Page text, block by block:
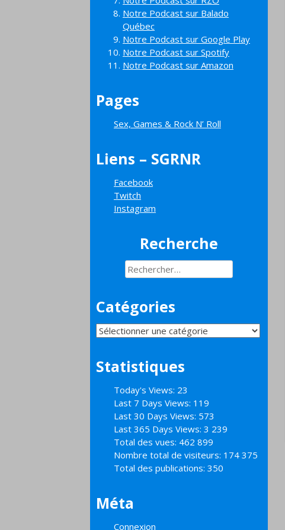
Notre Podcast sur Balado
Québec
Notre Podcast sur Google Play
Notre Podcast sur Spotify
Notre Podcast sur Amazon
Pages
Sex, Games & Rock N’ Roll
Liens – SGRNR
Facebook
Twitch
Instagram
Recherche
Rechercher :
Catégories
Catégories
Statistiques
Today's Views: 23
Last 7 Days Views: 119
Last 30 Days Views: 573
Last 365 Days Views: 3 239
Total des vues: 462 899
Nombre total de visiteurs: 174 375
Total des publications: 350
Méta
Connexion